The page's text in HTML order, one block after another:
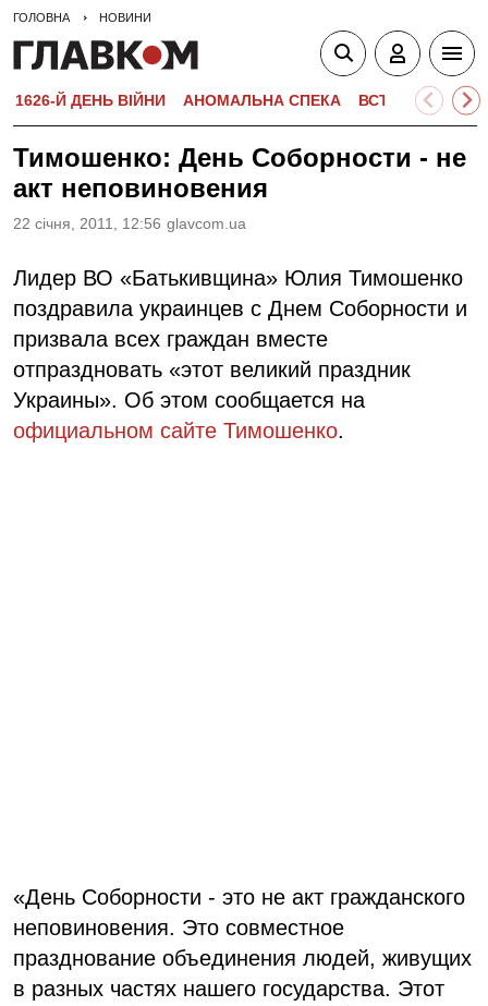
ГОЛОВНА НОВИНИ
1626-Й ДЕНЬ ВІЙНИ АНОМАЛЬНА СПЕКА ВСТУПНА
Тимошенко: День Соборности - не
акт неповиновения
22 сiчня, 2011, 12:56 glavcom.ua
Лидер ВО «Батькивщина» Юлия Тимошенко
поздравила украинцев с Днем Соборности и
призвала всех граждан вместе
отпраздновать «этот великий праздник
Украины». Об этом сообщается на
официальном сайте Тимошенко.
«День Соборности - это не акт гражданского
неповиновения. Это совместное
празднование объединения людей, живущих
в разных частях нашего государства. Этот